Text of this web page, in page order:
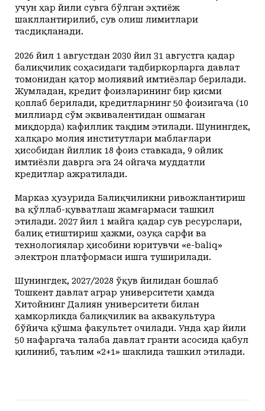
учун ҳар йили сувга бўлган эҳтиёж
шакллантирилиб, сув олиш лимитлари
тасдиқланади.
2026 йил 1 августдан 2030 йил 31 августга қадар
балиқчилик соҳасидаги тадбиркорларга давлат
томонидан қатор молиявий имтиёзлар берилади.
Жумладан, кредит фоизларининг бир қисми
қоплаб берилади, кредитларнинг 50 фоизигача (10
миллиард сўм эквивалентидан ошмаган
миқдорда) кафиллик тақдим этилади. Шунингдек,
халқаро молия институтлари маблағлари
ҳисобидан йиллик 18 фоиз ставкада, 9 ойлик
имтиёзли даврга эга 24 ойгача муддатли
кредитлар ажратилади.
Марказ ҳузурида Балиқчиликни ривожлантириш
ва қўллаб-қувватлаш жамғармаси ташкил
этилади. 2027 йил 1 майга қадар сув ресурслари,
балиқ етиштириш ҳажми, озуқа сарфи ва
технологиялар ҳисобини юритувчи «e-baliq»
электрон платформаси ишга туширилади.
Шунингдек, 2027/2028 ўқув йилидан бошлаб
Тошкент давлат аграр университети ҳамда
Хитойнинг Далиян университети билан
ҳамкорликда балиқчилик ва аквакультура
бўйича қўшма факультет очилади. Унда ҳар йили
50 нафаргача талаба давлат гранти асосида қабул
қилиниб, таълим «2+1» шаклида ташкил этилади.